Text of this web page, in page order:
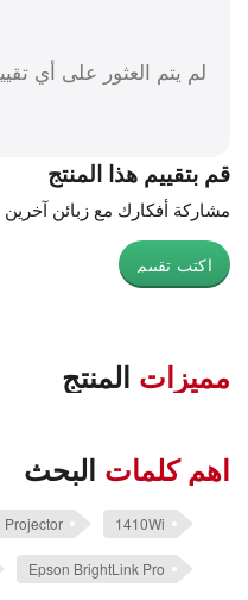
لم يتم العثور على أي
قم بتقييم هذا المنتج
مشاركة أفكارك مع زبائن آخرين
اكتب تقييم
مميزات المنتج
اهم كلمات البحث
1410Wi
Projector
Epson BrightLink Pro